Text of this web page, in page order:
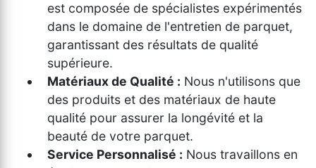
est composée de spécialistes expérimentés
dans le domaine de l'entretien de parquet,
garantissant des résultats de qualité
supérieure.
Matériaux de Qualité : Nous n'utilisons que
des produits et des matériaux de haute
qualité pour assurer la longévité et la
beauté de votre parquet.
Service Personnalisé : Nous travaillons en